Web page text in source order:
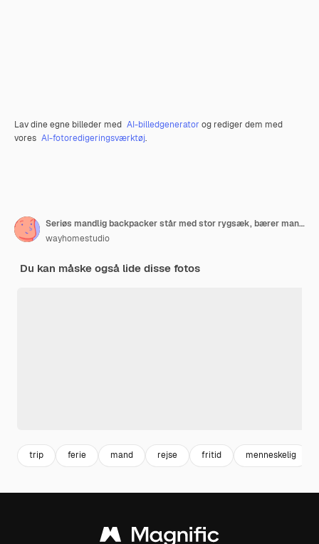
Lav dine egne billeder med AI-billedgenerator og rediger dem med
vores AI-fotoredigeringsværktøj.
Seriøs mandlig backpacker står med stor rygsæk, bærer mange nødvendige ting til rejser og hvile, tager på camping alene, udforsker nye omgivelser, klædt i rød jakke og hat
wayhomestudio
Du kan måske også lide disse fotos
trip ferie mand rejse fritid menneskelig